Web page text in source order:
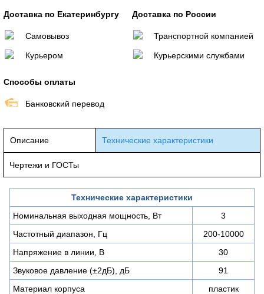
Доставка по Екатеринбургу
Самовывоз
Курьером
Доставка по России
Транспортной компанией
Курьерскими службами
Способы оплаты
Банковский перевод
Описание Технические характеристики
Чертежи и ГОСТы
Технические характеристики
Номинальная выходная мощность, Вт
3
Частотный диапазон, Гц
200-10000
Напряжение в линии, В
30
Звуковое давление (±2дБ), дБ
91
Материал корпуса
пластик